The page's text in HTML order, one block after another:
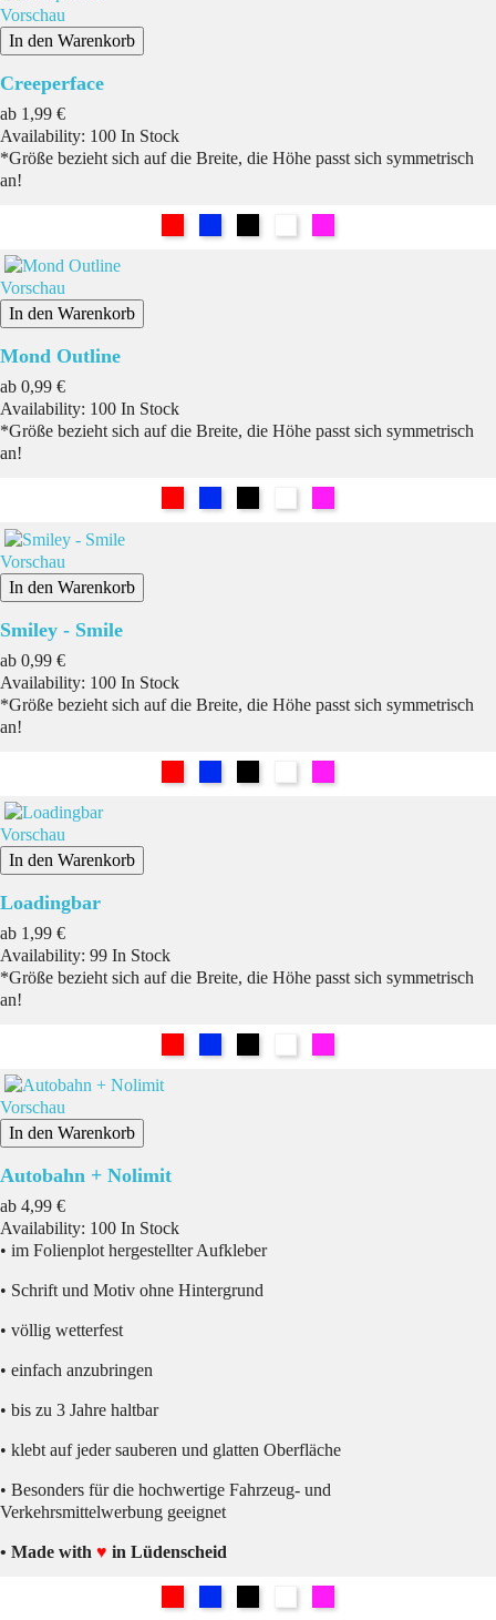
Vorschau
In den Warenkorb
Creeperface
ab Preis
1,99 €
Availability: 100 In Stock
*Größe bezieht sich auf die Breite, die Höhe passt sich symmetrisch
an!
Vorschau
In den Warenkorb
Mond Outline
ab Preis
0,99 €
Availability: 100 In Stock
*Größe bezieht sich auf die Breite, die Höhe passt sich symmetrisch
an!
Vorschau
In den Warenkorb
Smiley - Smile
ab Preis
0,99 €
Availability: 100 In Stock
*Größe bezieht sich auf die Breite, die Höhe passt sich symmetrisch
an!
Vorschau
In den Warenkorb
Loadingbar
ab Preis
1,99 €
Availability: 99 In Stock
*Größe bezieht sich auf die Breite, die Höhe passt sich symmetrisch
an!
Vorschau
In den Warenkorb
Autobahn + Nolimit
ab Preis
4,99 €
Availability: 100 In Stock
• im Folienplot hergestellter Aufkleber
• Schrift und Motiv ohne Hintergrund
• völlig wetterfest
• einfach anzubringen
• bis zu 3 Jahre haltbar
• klebt auf jeder sauberen und glatten Oberfläche
• Besonders für die hochwertige Fahrzeug- und
Verkehrsmittelwerbung geeignet
• Made with ♥ in Lüdenscheid